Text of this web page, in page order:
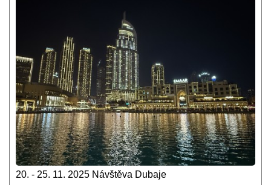
20. - 25. 11. 2025 Návštěva Dubaje